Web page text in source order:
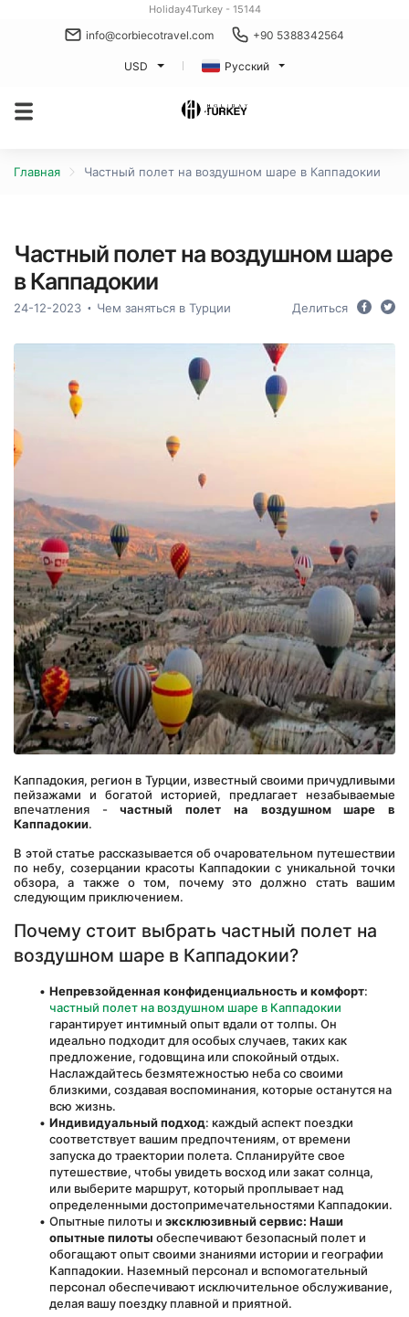
Holiday4Turkey - 15144
info@corbiecotravel.com +90 5388342564
USD Русский
Главная Частный полет на воздушном шаре в Каппадокии
Частный полет на воздушном шаре
в Каппадокии
24-12-2023 Чем заняться в Турции Делиться
Каппадокия, регион в Турции, известный своими причудливыми
пейзажами и богатой историей, предлагает незабываемые
впечатления - частный полет на воздушном шаре в
Каппадокии.
В этой статье рассказывается об очаровательном путешествии
по небу, созерцании красоты Каппадокии с уникальной точки
обзора, а также о том, почему это должно стать вашим
следующим приключением.
Почему стоит выбрать частный полет на
воздушном шаре в Каппадокии?
Непревзойденная конфиденциальность и комфорт:
частный полет на воздушном шаре в Каппадокии
гарантирует интимный опыт вдали от толпы. Он
идеально подходит для особых случаев, таких как
предложение, годовщина или спокойный отдых.
Наслаждайтесь безмятежностью неба со своими
близкими, создавая воспоминания, которые останутся на
всю жизнь.
Индивидуальный подход: каждый аспект поездки
соответствует вашим предпочтениям, от времени
запуска до траектории полета. Спланируйте свое
путешествие, чтобы увидеть восход или закат солнца,
или выберите маршрут, который проплывает над
определенными достопримечательностями Каппадокии.
Опытные пилоты и эксклюзивный сервис: Наши
опытные пилоты обеспечивают безопасный полет и
обогащают опыт своими знаниями истории и географии
Каппадокии. Наземный персонал и вспомогательный
персонал обеспечивают исключительное обслуживание,
делая вашу поездку плавной и приятной.